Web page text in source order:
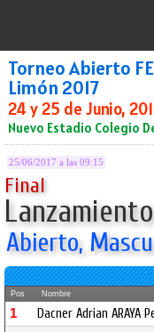
Torneo Abierto
Limón 2017
24 y 25 de Junio,
Nuevo Estadio Colegio
25/06/2017 a las 09:15
Final
Abierto,
Pos Nombre
1 Dacner Adrian ARAYA